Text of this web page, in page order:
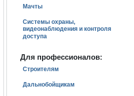
Мачты
Системы охраны,
видеонаблюдения и контроля
доступа
Для профессионалов:
Строителям
Дальнобойщикам